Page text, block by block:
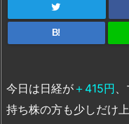
B!
今日は日経が ＋415円
持ち株の方も少しだけ